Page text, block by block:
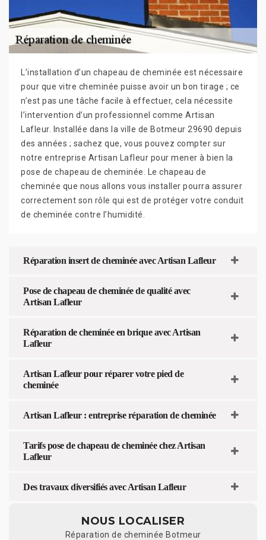
L’installation d’un chapeau de cheminée est nécessaire
pour que vitre cheminée puisse avoir un bon tirage ; ce
n’est pas une tâche facile à effectuer, cela nécessite
l’intervention d’un professionnel comme Artisan
Lafleur. Installée dans la ville de Botmeur 29690 depuis
des années ; sachez que, vous pouvez compter sur
notre entreprise Artisan Lafleur pour mener à bien la
pose de chapeau de cheminée. Le chapeau de
cheminée que nous allons vous installer pourra assurer
correctement son rôle qui est de protéger votre conduit
de cheminée contre l’humidité.
Réparation insert de cheminée avec Artisan Lafleur
Pose de chapeau de cheminée de qualité avec
Artisan Lafleur
Réparation de cheminée en brique avec Artisan
Lafleur
Artisan Lafleur pour réparer votre pied de
cheminée
Artisan Lafleur : entreprise réparation de cheminée
Tarifs pose de chapeau de cheminée chez Artisan
Lafleur
Des travaux diversifiés avec Artisan Lafleur
NOUS LOCALISER
Réparation de cheminée Botmeur